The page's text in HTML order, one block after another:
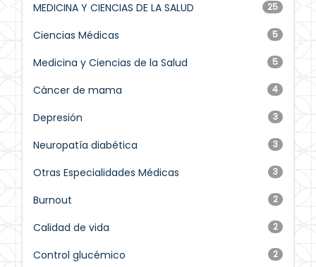
25
MEDICINA Y CIENCIAS DE LA SALUD
5
Ciencias Médicas
5
Medicina y Ciencias de la Salud
4
Cáncer de mama
3
Depresión
3
Neuropatía diabética
3
Otras Especialidades Médicas
2
Burnout
2
Calidad de vida
2
Control glucémico